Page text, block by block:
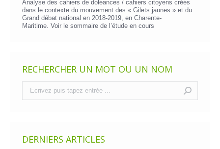
Analyse des cahiers de doléances / cahiers citoyens créés
dans le contexte du mouvement des « Gilets jaunes » et du
Grand débat national en 2018-2019, en Charente-
Maritime. Voir le sommaire de l’étude en cours
RECHERCHER UN MOT OU UN NOM
DERNIERS ARTICLES